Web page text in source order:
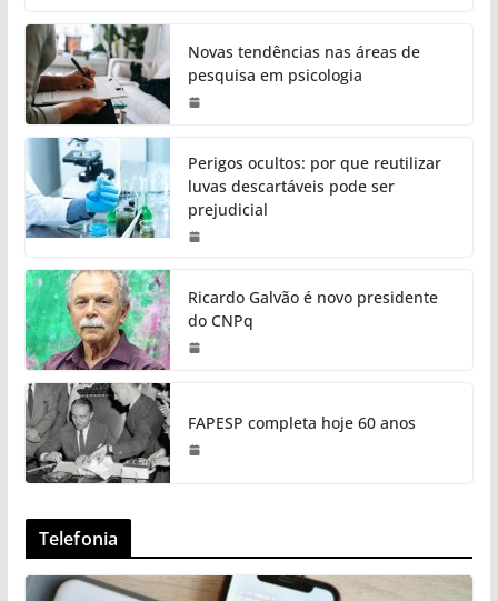
Novas tendências nas áreas de
pesquisa em psicologia
Perigos ocultos: por que reutilizar
luvas descartáveis pode ser
prejudicial
Ricardo Galvão é novo presidente
do CNPq
FAPESP completa hoje 60 anos
Telefonia